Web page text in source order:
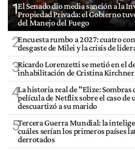
1El Senado dio media sanción a la
Propiedad Privada: el Gobierno
del Manejo del Fuego
2Encuesta rumbo a 2027: cuatro
desgaste de Milei y la crisis de
3Ricardo Lorenzetti se metió en el
inhabilitación de Cristina Kirchner
4La historia real de "Elize: Sombras
película de Netflix sobre el caso de
descuartizó a su marido
5Tercera Guerra Mundial: la
cuáles serían los primeros países
derrotados